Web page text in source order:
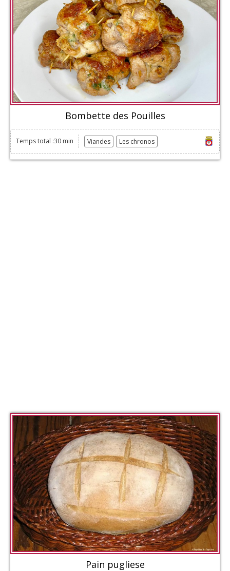
Bombette des Pouilles
Temps total :30 min Viandes Les chronos
Pain pugliese